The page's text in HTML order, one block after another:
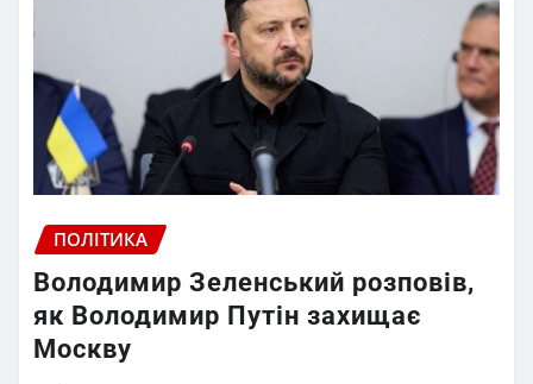
ПОЛІТИКА
Володимир Зеленський розповів,
як Володимир Путін захищає
Москву